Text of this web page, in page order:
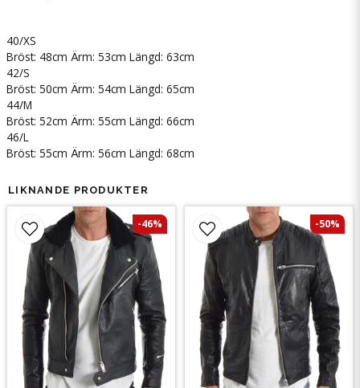
40/XS
Bröst: 48cm Ärm: 53cm Längd: 63cm
42/S
Bröst: 50cm Ärm: 54cm Längd: 65cm
44/M
Bröst: 52cm Ärm: 55cm Längd: 66cm
46/L
Bröst: 55cm Ärm: 56cm Längd: 68cm
LIKNANDE PRODUKTER
-46% -50%